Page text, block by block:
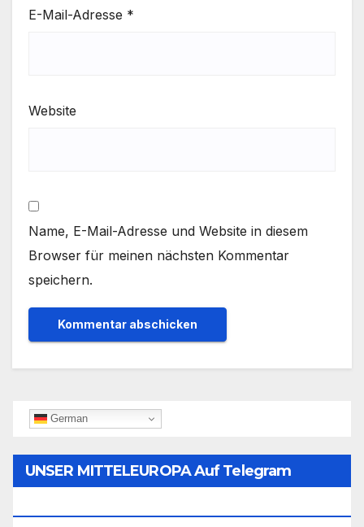
E-Mail-Adresse *
Website
Name, E-Mail-Adresse und Website in diesem
Browser für meinen nächsten Kommentar
speichern.
German
UNSER MITTELEUROPA Auf Telegram